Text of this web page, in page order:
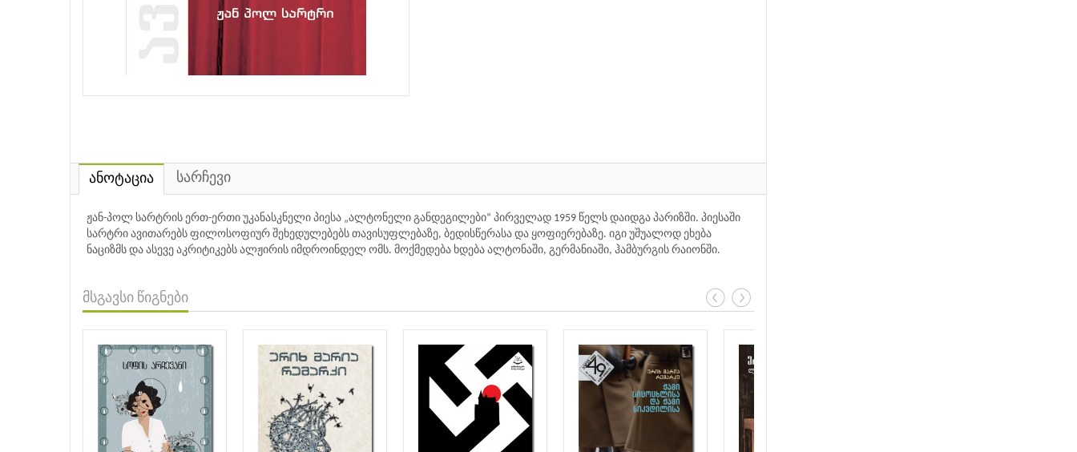
ანოტაცია სარჩევი
ჟან-პოლ სარტრის ერთ-ერთი უკანასკნელი პიესა „ალტონელი განდეგილები“ პირველად 1959 წელს დაიდგა პარიზში. პიესაში
სარტრი ავითარებს ფილოსოფიურ შეხედულებებს თავისუფლებაზე, ბედისწერასა და ყოფიერებაზე. იგი უშუალოდ ეხება
ნაციზმს და ასევე აკრიტიკებს ალჟირის იმდროინდელ ომს. მოქმედება ხდება ალტონაში, გერმანიაში, ჰამბურგის რაიონში.
მსგავსი წიგნები